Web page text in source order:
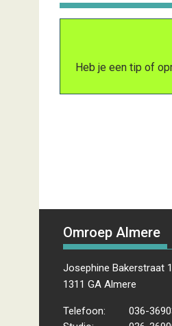
Heb je een tip of
Omroep Almere
Josephine Bakerstraat
1311 GA Almere
Telefoon:
036-